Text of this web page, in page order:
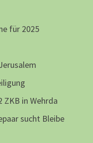
für 2025
in Wehrda
sucht Bleibe